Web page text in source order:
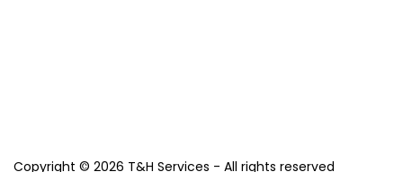
Copyright © 2026 T&H Services - All rights reserved